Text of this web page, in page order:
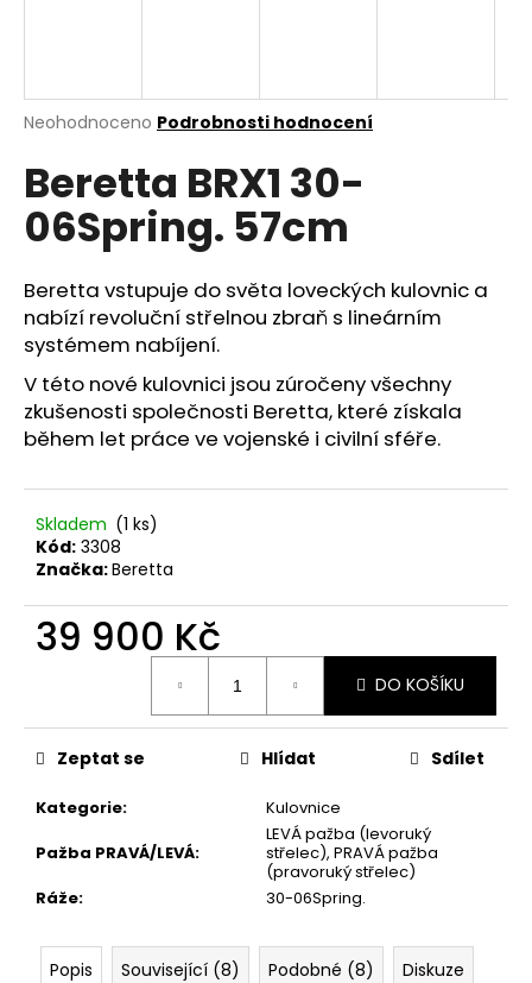
Průměrné
produktu
je
0,0
z
hvězdiček.
Neohodnoceno Podrobnosti hodnocení
Beretta BRX1 30-
06Spring. 57cm
Beretta vstupuje do světa loveckých kulovnic a
nabízí revoluční střelnou zbraň s lineárním
systémem nabíjení.
V této nové kulovnici jsou zúročeny všechny
zkušenosti společnosti Beretta, které získala
během let práce ve vojenské i civilní sféře.
Skladem (1 ks)
Kód: 3308
Značka:Beretta
39 900 Kč
DO KOŠÍKU
Kategorie:
Kulovnice
Pažba PRAVÁ/LEVÁ:
LEVÁ pažba (levoruký
střelec), PRAVÁ pažba
(pravoruký střelec)
Ráže: 30-06Spring.
Zeptat se Hlídat Sdílet
Popis Související (8) Podobné (8) Diskuze
í
t
D
o
p
r
u
č
u
e
m
NÁKRČNÍK
DEERHUNTER
FLEECE
130